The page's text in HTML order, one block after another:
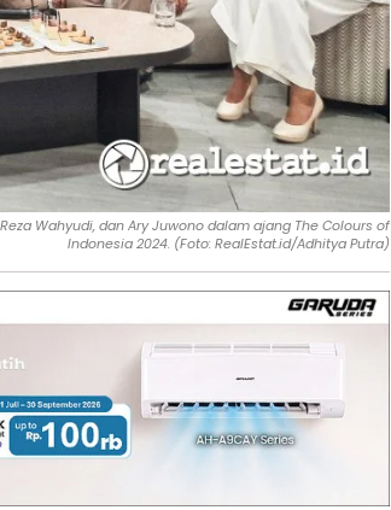
Wahyudi, dan Ary Juwono dalam ajang The Colours of
Indonesia 2024. (Foto: RealEstat.id/Adhitya Putra)